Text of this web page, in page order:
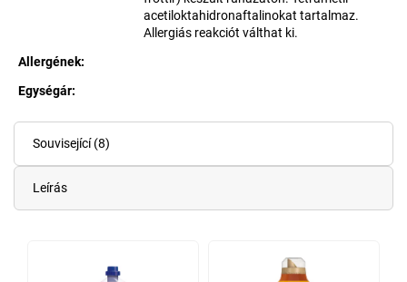
acetiloktahidronaftalinokat tartalmaz.
Allergiás reakciót válthat ki.
Allergének:
Egységár:
Související (8)
Leírás